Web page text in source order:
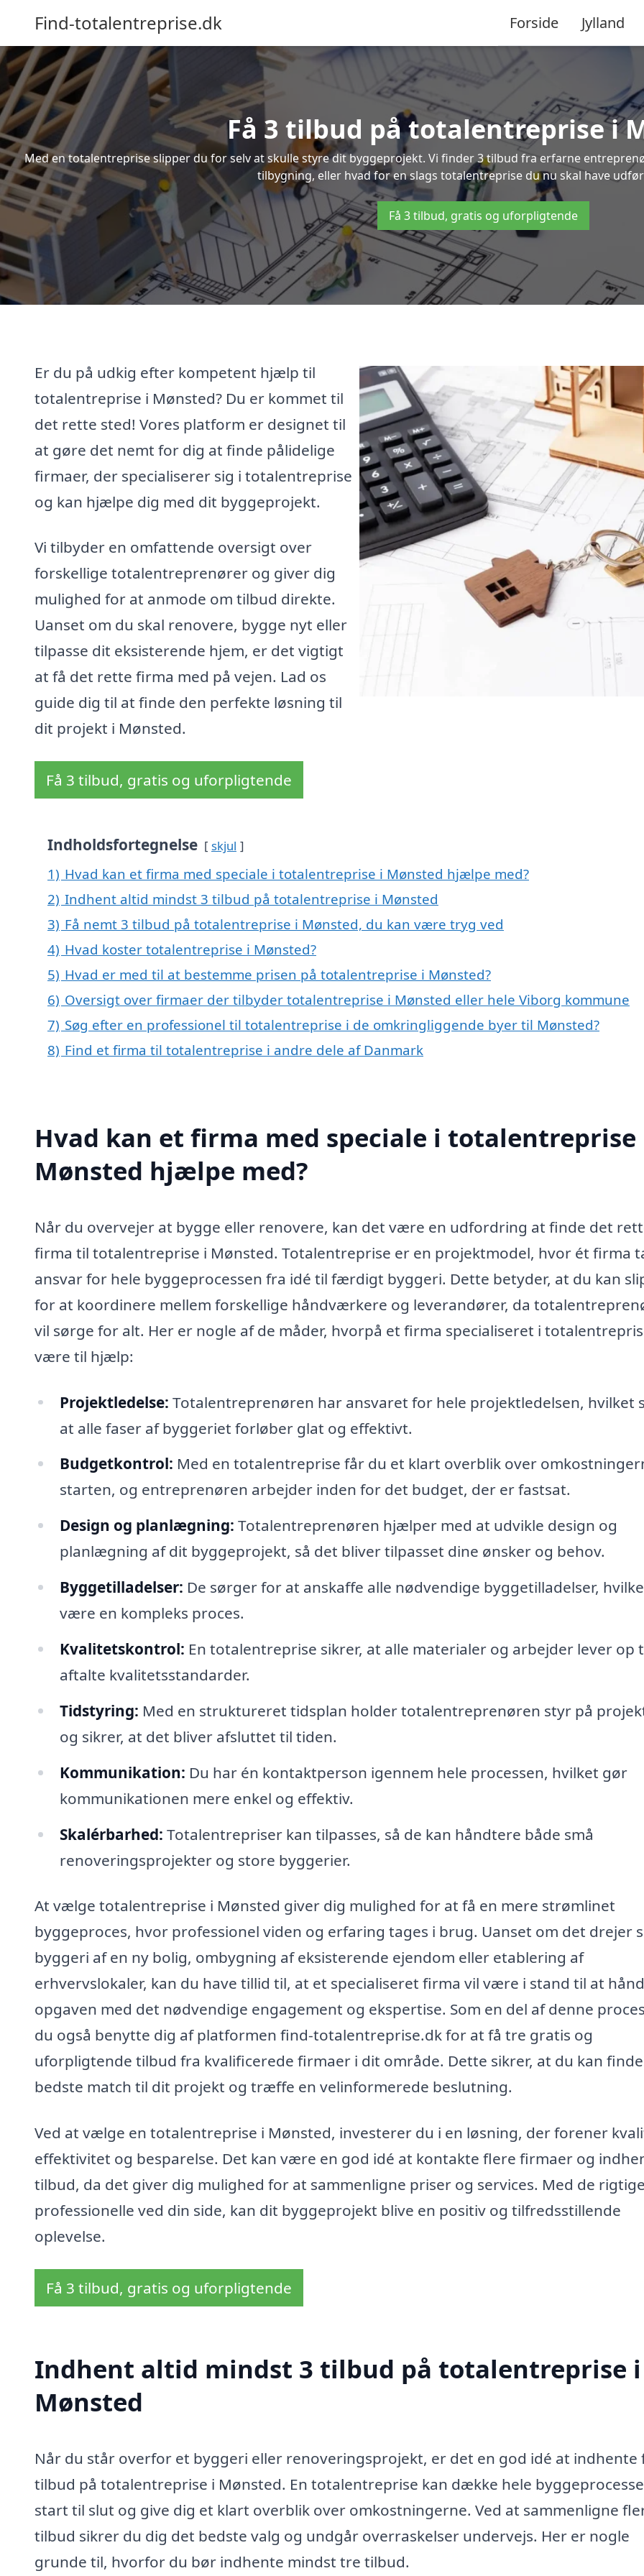
Find-totalentreprise.dk Forside Jylland
Få 3 tilbud på totalentreprise i
Med en totalentreprise slipper du for selv at skulle styre dit byggeprojekt. Vi finder 3 tilbud fra erfarne
tilbygning, eller hvad for en slags totalentreprise du nu skal have
Få 3 tilbud, gratis og uforpligtende
Er du på udkig efter kompetent hjælp til
totalentreprise i Mønsted? Du er kommet til
det rette sted! Vores platform er designet til
at gøre det nemt for dig at finde pålidelige
firmaer, der specialiserer sig i totalentreprise
og kan hjælpe dig med dit byggeprojekt.
Vi tilbyder en omfattende oversigt over
forskellige totalentreprenører og giver dig
mulighed for at anmode om tilbud direkte.
Uanset om du skal renovere, bygge nyt eller
tilpasse dit eksisterende hjem, er det vigtigt
at få det rette firma med på vejen. Lad os
guide dig til at finde den perfekte løsning til
dit projekt i Mønsted.
Få 3 tilbud, gratis og uforpligtende
Indholdsfortegnelse skjul
1) Hvad kan et firma med speciale i totalentreprise i Mønsted hjælpe med?
2) Indhent altid mindst 3 tilbud på totalentreprise i Mønsted
3) Få nemt 3 tilbud på totalentreprise i Mønsted, du kan være tryg ved
4) Hvad koster totalentreprise i Mønsted?
5) Hvad er med til at bestemme prisen på totalentreprise i Mønsted?
6) Oversigt over firmaer der tilbyder totalentreprise i Mønsted eller hele Viborg kommune
7) Søg efter en professionel til totalentreprise i de omkringliggende byer til Mønsted?
8) Find et firma til totalentreprise i andre dele af Danmark
Hvad kan et firma med speciale i totalentreprise
Mønsted hjælpe med?
Når du overvejer at bygge eller renovere, kan det være en udfordring at finde det
firma til totalentreprise i Mønsted. Totalentreprise er en projektmodel, hvor ét firma
ansvar for hele byggeprocessen fra idé til færdigt byggeri. Dette betyder, at du kan
for at koordinere mellem forskellige håndværkere og leverandører, da
vil sørge for alt. Her er nogle af de måder, hvorpå et firma specialiseret i
være til hjælp:
Projektledelse: Totalentreprenøren har ansvaret for hele projektledelsen, hvilket
at alle faser af byggeriet forløber glat og effektivt.
Budgetkontrol: Med en totalentreprise får du et klart overblik over
starten, og entreprenøren arbejder inden for det budget, der er fastsat.
Design og planlægning: Totalentreprenøren hjælper med at udvikle design og
planlægning af dit byggeprojekt, så det bliver tilpasset dine ønsker og behov.
Byggetilladelser: De sørger for at anskaffe alle nødvendige byggetilladelser,
være en kompleks proces.
Kvalitetskontrol: En totalentreprise sikrer, at alle materialer og arbejder lever op
aftalte kvalitetsstandarder.
Tidstyring: Med en struktureret tidsplan holder totalentreprenøren styr på
og sikrer, at det bliver afsluttet til tiden.
Kommunikation: Du har én kontaktperson igennem hele processen, hvilket gør
kommunikationen mere enkel og effektiv.
Skalérbarhed: Totalentrepriser kan tilpasses, så de kan håndtere både små
renoveringsprojekter og store byggerier.
At vælge totalentreprise i Mønsted giver dig mulighed for at få en mere strømlinet
byggeproces, hvor professionel viden og erfaring tages i brug. Uanset om det drejer
byggeri af en ny bolig, ombygning af eksisterende ejendom eller etablering af
erhvervslokaler, kan du have tillid til, at et specialiseret firma vil være i stand til at
opgaven med det nødvendige engagement og ekspertise. Som en del af denne
du også benytte dig af platformen find-totalentreprise.dk for at få tre gratis og
uforpligtende tilbud fra kvalificerede firmaer i dit område. Dette sikrer, at du kan
bedste match til dit projekt og træffe en velinformerede beslutning.
Ved at vælge en totalentreprise i Mønsted, investerer du i en løsning, der forener
effektivitet og besparelse. Det kan være en god idé at kontakte flere firmaer og
tilbud, da det giver dig mulighed for at sammenligne priser og services. Med de rigtige
professionelle ved din side, kan dit byggeprojekt blive en positiv og tilfredsstillende
oplevelse.
Få 3 tilbud, gratis og uforpligtende
Indhent altid mindst 3 tilbud på totalentreprise i
Mønsted
Når du står overfor et byggeri eller renoveringsprojekt, er det en god idé at indhente
tilbud på totalentreprise i Mønsted. En totalentreprise kan dække hele
start til slut og give dig et klart overblik over omkostningerne. Ved at sammenligne
tilbud sikrer du dig det bedste valg og undgår overraskelser undervejs. Her er nogle
grunde til, hvorfor du bør indhente mindst tre tilbud.